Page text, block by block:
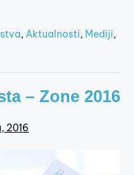
,Aktualnosti, Mediji,
– Zone 2016
2016